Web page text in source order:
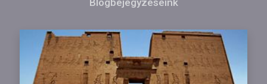
Blogbejegyzéseink